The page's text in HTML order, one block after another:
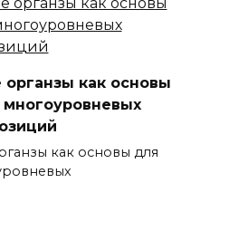
органзы как основы
как основы для